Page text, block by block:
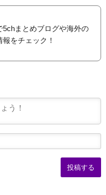
5chまとめブログや海外の
をチェック！